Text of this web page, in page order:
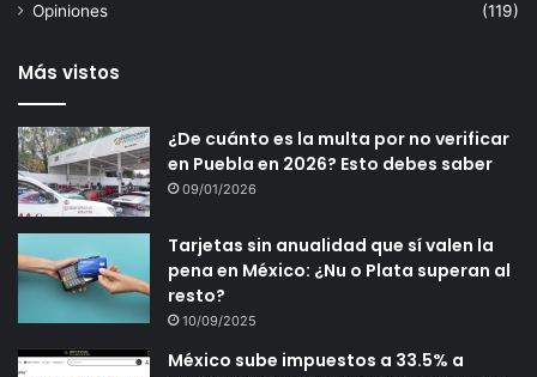
Opiniones (119)
Más vistos
¿De cuánto es la multa por no verificar
en Puebla en 2026? Esto debes saber
09/01/2026
Tarjetas sin anualidad que sí valen la
pena en México: ¿Nu o Plata superan al
resto?
10/09/2025
México sube impuestos a 33.5% a